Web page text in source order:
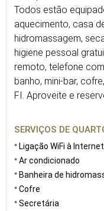
Todos estão
aquecimento, casa
hidromassagem,
higiene pessoal
remoto, telefone
banho, mini-bar,
FI. Aproveite e
SERVIÇOS DE
Ligação WiFi à Internet
Ar condicionado
Banheira de
Cofre
Secretária